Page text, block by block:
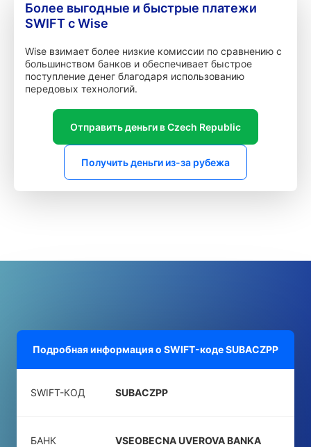
Более выгодные и быстрые платежи
SWIFT с Wise
Wise взимает более низкие комиссии по сравнению с
большинством банков и обеспечивает быстрое
поступление денег благодаря использованию
передовых технологий.
Отправить деньги в Czech Republic
Получить деньги из-за рубежа
Подробная информация о SWIFT-кодеSUBACZPP
SWIFT-КОД SUBACZPP
БАНК
VSEOBECNA UVEROVA BANKA